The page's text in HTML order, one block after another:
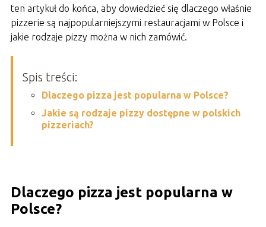
ten artykuł do końca, aby dowiedzieć się dlaczego właśnie
pizzerie są najpopularniejszymi restauracjami w Polsce i
jakie rodzaje pizzy można w nich zamówić.
Spis treści:
Dlaczego pizza jest popularna w Polsce?
Jakie są rodzaje pizzy dostępne w polskich
pizzeriach?
Dlaczego pizza jest popularna w
Polsce?